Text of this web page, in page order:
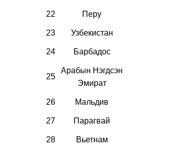
22 Перу
23 Узбекистан
24 Барбадос
25
Арабын Нэгдсэн
Эмират
26 Мальдив
27 Парагвай
28 Вьетнам